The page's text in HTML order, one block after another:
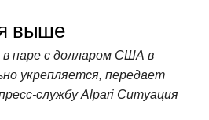
выше
в паре с долларом США в
укрепляется, передает
службу Alpari Ситуация